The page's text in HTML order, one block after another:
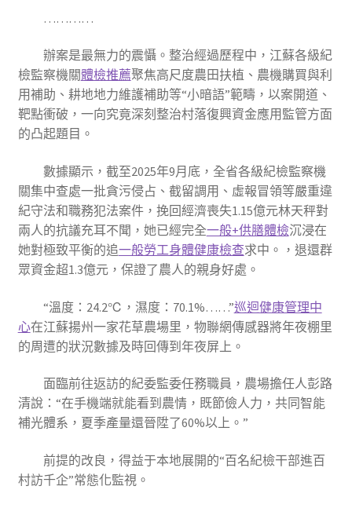
…………
辦案是最無力的震懾。整治經過歷程中，江蘇各級紀
檢監察機關體檢推薦聚焦高尺度農田扶植、農機購買與利
用補助、耕地地力維護補助等“小暗語”範疇，以案開道、
靶點衝破，一向究竟深刻整治村落復興資金應用監管方面
的凸起題目。
數據顯示，截至2025年9月底，全省各級紀檢監察機
關集中查處一批貪污侵占、截留調用、虛報冒領等嚴重違
紀守法和職務犯法案件，挽回經濟喪失1.15億元林天秤對
兩人的抗議充耳不聞，她已經完全一般+供膳體檢沉浸在
她對極致平衡的追一般勞工身體健康檢查求中。，退還群
眾資金超1.3億元，保證了農人的親身好處。
“溫度：24.2℃，濕度：70.1%……”巡迴健康管理中
心在江蘇揚州一家花草農場里，物聯網傳感器將年夜棚里
的周遭的狀況數據及時回傳到年夜屏上。
面臨前往返訪的紀委監委任務職員，農場擔任人彭路
清說：“在手機端就能看到農情，既節儉人力，共同智能
補光體系，夏季產量還晉陞了60%以上。”
前提的改良，得益于本地展開的“百名紀檢干部進百
村訪千企”常態化監視。